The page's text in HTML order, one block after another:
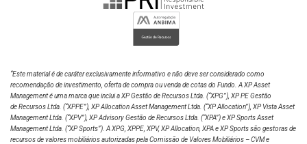
Renato Fasano
Analista
“Este material é de caráter exclusivamente informativo e não deve ser considerado como
recomendação de investimento, oferta de compra ou venda de cotas do Fundo. A XP Asset
Management é uma marca que inclui a XP Gestão de Recursos Ltda. (“XPG”), XP PE Gestão
de Recursos Ltda. (“XPPE”), XP Allocation Asset Management Ltda. (“XP Allocation”), XP Vista Asset
Management Ltda. (“XPV”), XP Advisory Gestão de Recursos Ltda. (“XPA”) e XP Sports Asset
Management Ltda. (“XP Sports”). A XPG, XPPE, XPV, XP Allocation, XPA e XP Sports são gestoras de
recursos de valores mobiliários autorizadas pela Comissão de Valores Mobiliários – CVM e